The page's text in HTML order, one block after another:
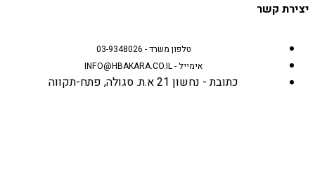
יצירת קשר
טלפון משרד - 03-9348026
אימייל - INFO@HBAKARA.CO.IL
כתובת - נחשון 21 א.ת. סגולה, פתח-תקווה